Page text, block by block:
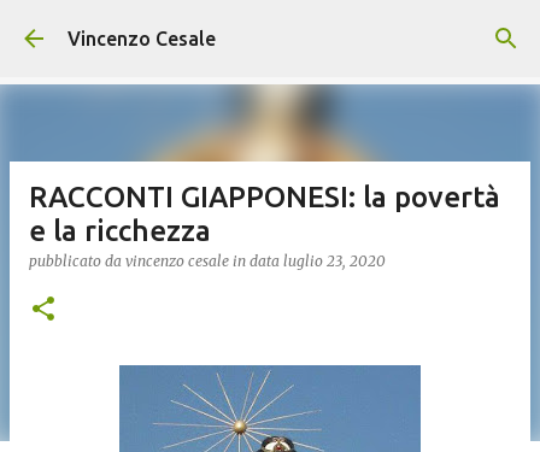
Passa ai contenuti principali
Vincenzo Cesale
RACCONTI GIAPPONESI: la povertà
e la ricchezza
pubblicato da vincenzo cesale in data luglio 23, 2020